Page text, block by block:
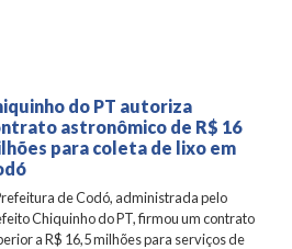
do PT autoriza
astronômico de R$ 16
para coleta de lixo em
de Codó, administrada pelo
Chiquinho do PT, firmou um contrato
a R$ 16,5 milhões para serviços de